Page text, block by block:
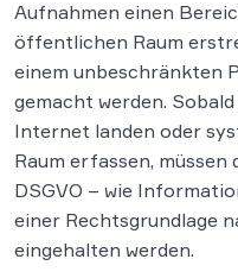
Aufnahmen einen
öffentlichen Raum
einem unbeschränkten
gemacht werden.
Internet landen oder
Raum erfassen,
DSGVO – wie
einer Rechtsgrundlage
eingehalten werden.